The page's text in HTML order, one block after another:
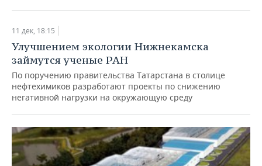
11 дек, 18:15
Улучшением экологии Нижнекамска
займутся ученые РАН
По поручению правительства Татарстана в столице
нефтехимиков разработают проекты по снижению
негативной нагрузки на окружающую среду